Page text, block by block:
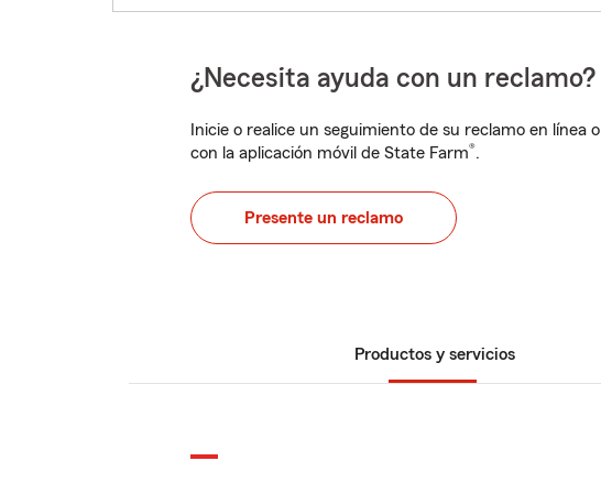
¿Necesita ayuda con un reclamo?
Inicie o realice un seguimiento de su reclamo en línea o
con la aplicación móvil de State Farm®.
Presente un reclamo
Productos y servicios